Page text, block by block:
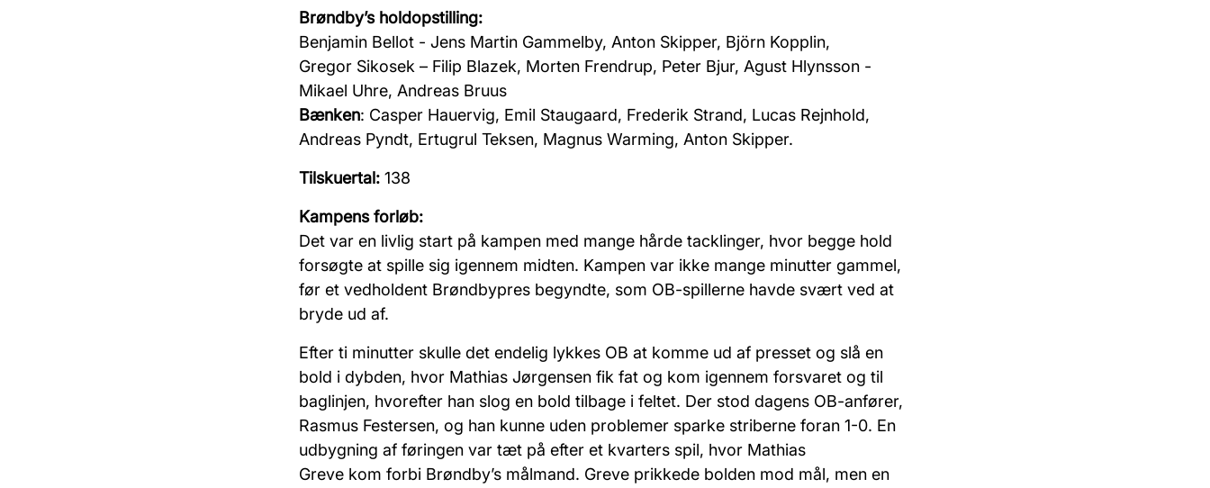
Brøndby’s holdopstilling:
Benjamin Bellot - Jens Martin Gammelby, Anton Skipper, Björn Kopplin,
Gregor Sikosek – Filip Blazek, Morten Frendrup, Peter Bjur, Agust Hlynsson -
Mikael Uhre, Andreas Bruus
Bænken: Casper Hauervig, Emil Staugaard, Frederik Strand, Lucas Rejnhold,
Andreas Pyndt, Ertugrul Teksen, Magnus Warming, Anton Skipper.
Tilskuertal: 138
Kampens forløb:
Det var en livlig start på kampen med mange hårde tacklinger, hvor begge hold
forsøgte at spille sig igennem midten. Kampen var ikke mange minutter gammel,
før et vedholdent Brøndbypres begyndte, som OB-spillerne havde svært ved at
bryde ud af.
Efter ti minutter skulle det endelig lykkes OB at komme ud af presset og slå en
bold i dybden, hvor Mathias Jørgensen fik fat og kom igennem forsvaret og til
baglinjen, hvorefter han slog en bold tilbage i feltet. Der stod dagens OB-anfører,
Rasmus Festersen, og han kunne uden problemer sparke striberne foran 1-0. En
udbygning af føringen var tæt på efter et kvarters spil, hvor Mathias
Greve kom forbi Brøndby’s målmand. Greve prikkede bolden mod mål, men en